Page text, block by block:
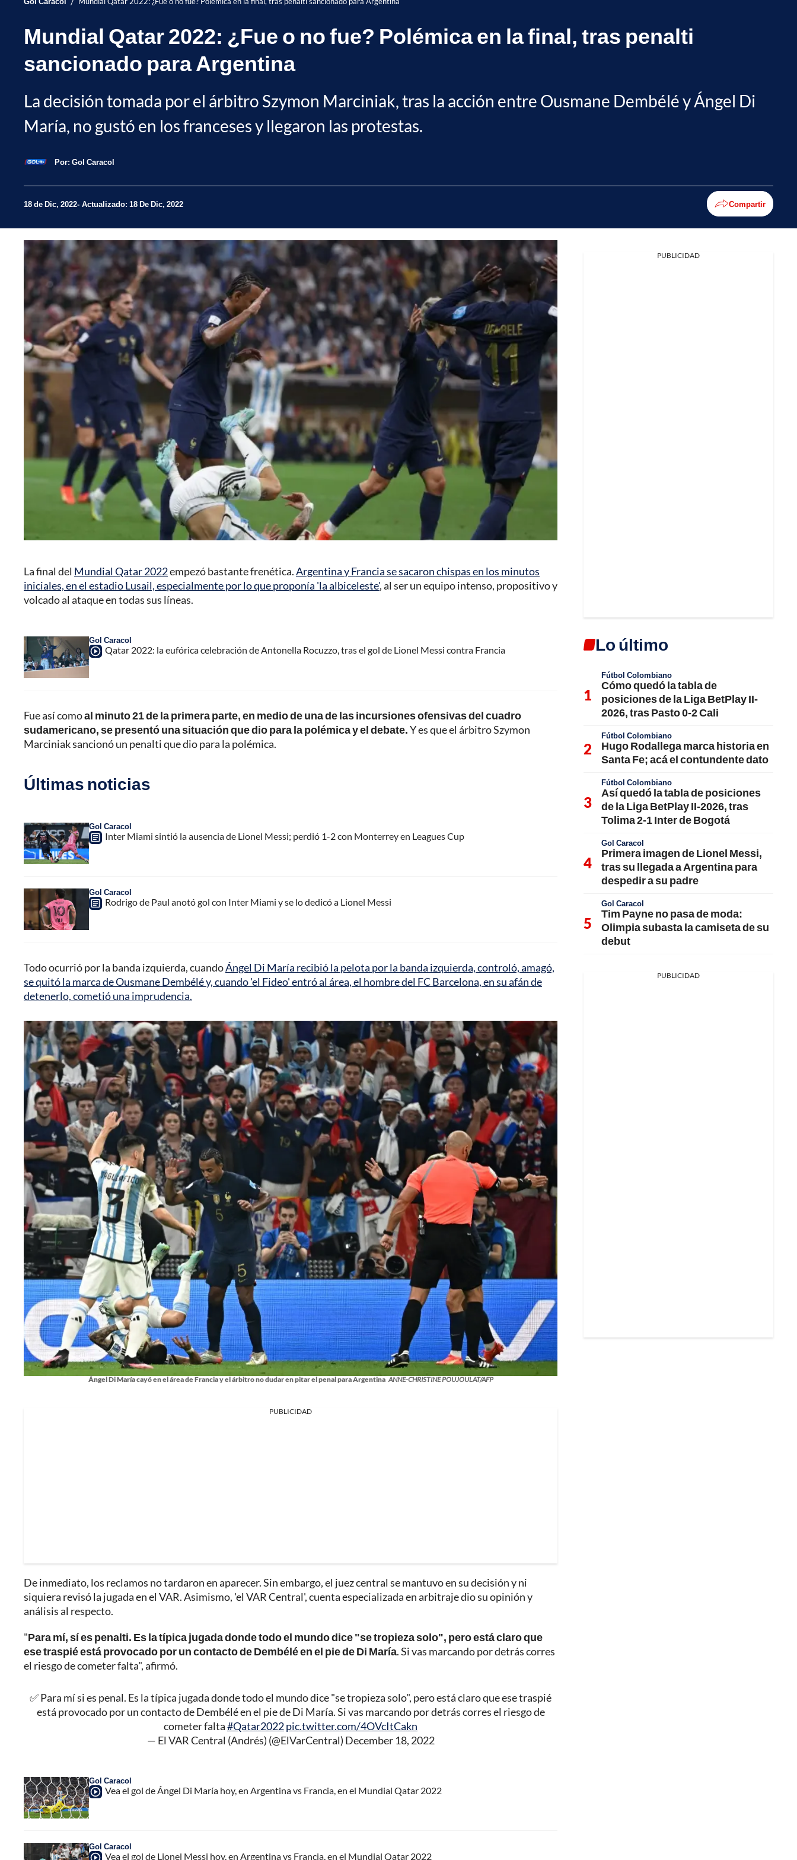
Mundial Qatar 2022: ¿Fue o no fue? Polémica en la final, tras penalti
sancionado para Argentina
La decisión tomada por el árbitro Szymon Marciniak, tras la acción entre Ousmane Dembélé y Ángel Di
María, no gustó en los franceses y llegaron las protestas.
Por: Gol Caracol
18 de Dic, 2022 Actualizado: 18 De Dic, 2022 Compartir
La final del Mundial Qatar 2022empezó bastante frenética.Argentina y Francia se sacaron chispas en los minutos
iniciales, en el estadio Lusail, especialmente por lo que proponía 'la albiceleste', al ser un equipo intenso, propositivo y
volcado al ataque en todas sus líneas.
Gol Caracol
Qatar 2022: la eufórica celebración de Antonella Rocuzzo, tras el gol de Lionel Messi contra Francia
Fue así comoal minuto 21 de la primera parte, en medio de una de las incursiones ofensivas del cuadro
sudamericano, se presentó una situación que dio para la polémica y el debate.Y es que el árbitro Szymon
Marciniak sancionó un penalti que dio para la polémica.
Últimas noticias
Gol Caracol
Inter Miami sintió la ausencia de Lionel Messi; perdió 1-2 con Monterrey en Leagues Cup
Gol Caracol
Rodrigo de Paul anotó gol con Inter Miami y se lo dedicó a Lionel Messi
Todo ocurrió por la banda izquierda, cuandoÁngel Di María recibió la pelota por la banda izquierda, controló, amagó,
se quitó la marca de Ousmane Dembélé y, cuando 'el Fideo' entró al área, el hombre del FC Barcelona, en su afán de
detenerlo, cometió una imprudencia.
Ángel Di María cayó en el área de Francia y el árbitro no dudar en pitar el penal para Argentina ANNE-CHRISTINE POUJOULAT/AFP
PUBLICIDAD
De inmediato, los reclamos no tardaron en aparecer. Sin embargo, el juez central se mantuvo en su decisión y ni
siquiera revisó la jugada en el VAR. Asimismo, 'el VAR Central', cuenta especializada en arbitraje dio su opinión y
análisis al respecto.
"Para mí, sí es penalti. Es la típica jugada donde todo el mundo dice "se tropieza solo", pero está claro que
ese traspié está provocado por un contacto de Dembélé en el pie de Di María. Si vas marcando por detrás corres
el riesgo de cometer falta", afirmó.
✅ Para mí si es penal. Es la típica jugada donde todo el mundo dice "se tropieza solo", pero está claro que ese traspié
está provocado por un contacto de Dembélé en el pie de Di María. Si vas marcando por detrás corres el riesgo de
cometer falta#Qatar2022pic.twitter.com/4OVcItCakn
— El VAR Central (Andrés) (@ElVarCentral) December 18, 2022
Gol Caracol
Vea el gol de Ángel Di María hoy, en Argentina vs Francia, en el Mundial Qatar 2022
Gol Caracol
Vea el gol de Lionel Messi hoy, en Argentina vs Francia, en el Mundial Qatar 2022
PUBLICIDAD
Lo último
Fútbol Colombiano
Cómo quedó la tabla de
posiciones de la Liga BetPlay II-
2026, tras Pasto 0-2 Cali
Fútbol Colombiano
Hugo Rodallega marca historia en
Santa Fe; acá el contundente dato
Fútbol Colombiano
Así quedó la tabla de posiciones
de la Liga BetPlay II-2026, tras
Tolima 2-1 Inter de Bogotá
Gol Caracol
Primera imagen de Lionel Messi,
tras su llegada a Argentina para
despedir a su padre
Gol Caracol
Tim Payne no pasa de moda:
Olimpia subasta la camiseta de su
debut
PUBLICIDAD